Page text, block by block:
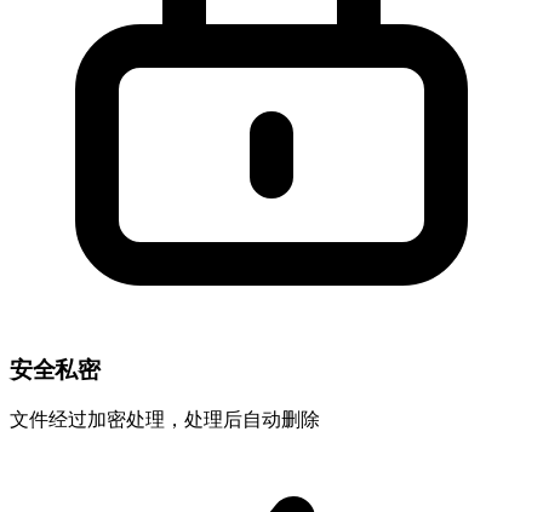
安全私密
文件经过加密处理，处理后自动删除